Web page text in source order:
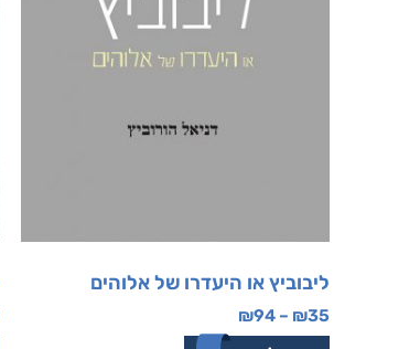
ליבוביץ או היעדרו של אלוהים
₪35
–
₪94